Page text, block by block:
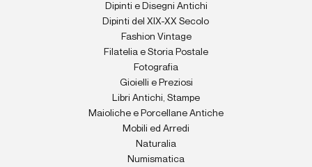
Dipinti e Disegni Antichi
Dipinti del XIX-XX Secolo
Fashion Vintage
Filatelia e Storia Postale
Fotografia
Gioielli e Preziosi
Libri Antichi, Stampe
Maioliche e Porcellane Antiche
Mobili ed Arredi
Naturalia
Numismatica